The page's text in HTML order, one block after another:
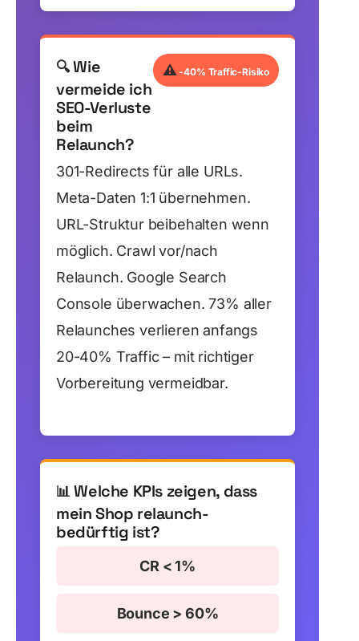
⚠️ -40% Traffic-Risiko
🔍Wie
vermeide ich
SEO-Verluste
beim
Relaunch?
301-Redirects für alle URLs.
Meta-Daten 1:1 übernehmen.
URL-Struktur beibehalten wenn
möglich. Crawl vor/nach
Relaunch. Google Search
Console überwachen. 73% aller
Relaunches verlieren anfangs
20-40% Traffic – mit richtiger
Vorbereitung vermeidbar.
📊 Welche KPIs zeigen, dass
mein Shop relaunch-
bedürftig ist?
CR < 1%
Bounce > 60%